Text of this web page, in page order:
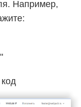
Например,
"